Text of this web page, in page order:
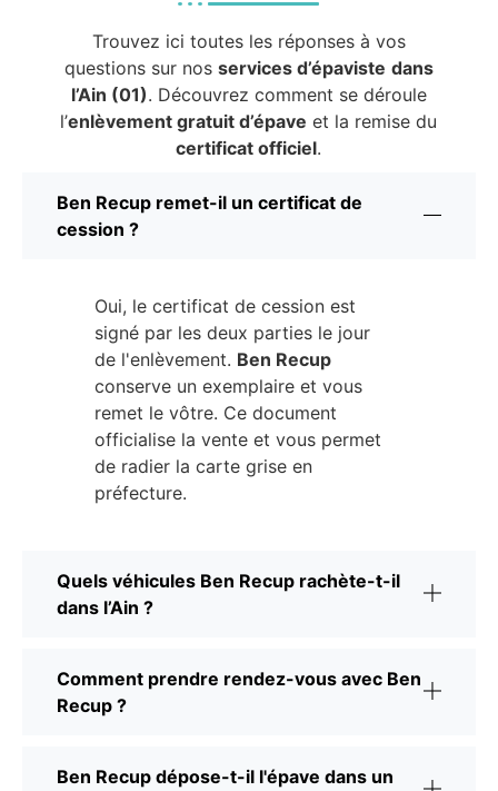
Trouvez ici toutes les réponses à vos
questions sur nos services d’épaviste dans
l’Ain (01). Découvrez comment se déroule
l’enlèvement gratuit d’épave et la remise du
certificat officiel.
Ben Recup remet-il un certificat de
cession ?
Oui, le certificat de cession est
signé par les deux parties le jour
de l'enlèvement. Ben Recup
conserve un exemplaire et vous
remet le vôtre. Ce document
officialise la vente et vous permet
de radier la carte grise en
préfecture.
Quels véhicules Ben Recup rachète-t-il
dans l’Ain ?
Comment prendre rendez-vous avec Ben
Recup ?
Ben Recup dépose-t-il l'épave dans un